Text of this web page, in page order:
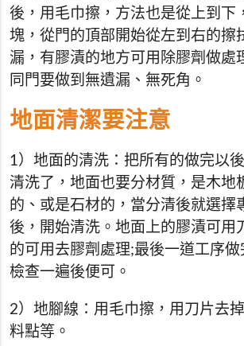
後，用毛巾擦，方法也是從上到下
塊，從門的頂部開始從左到右的擦
漏，有膠漬的地方可用除膠劑做處
同門要做到無遺漏、無死角。
地面清潔要注意
1）地面的清洗：把所有的做完以
清洗了，地面也要分材質，是木地
的、或是石材的，當分清後就選擇
後，開始清洗。地面上的膠漬可用
的可用去膠劑處理;最後一道工序
檢查一遍後便可。
2）地腳線：用毛巾擦，用刀片去
料點等。